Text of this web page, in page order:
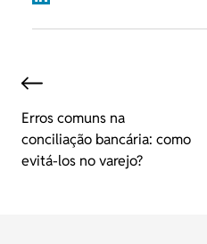
Erros comuns na
conciliação bancária: como
evitá-los no varejo?